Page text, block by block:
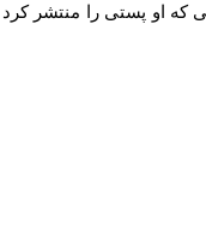
15 سپتامبر، زمانی که او